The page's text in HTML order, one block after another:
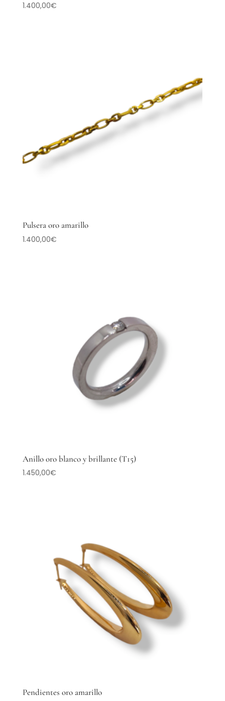
1.400,00€
Pulsera oro amarillo
1.400,00€
Anillo oro blanco y brillante (T15)
1.450,00€
Pendientes oro amarillo